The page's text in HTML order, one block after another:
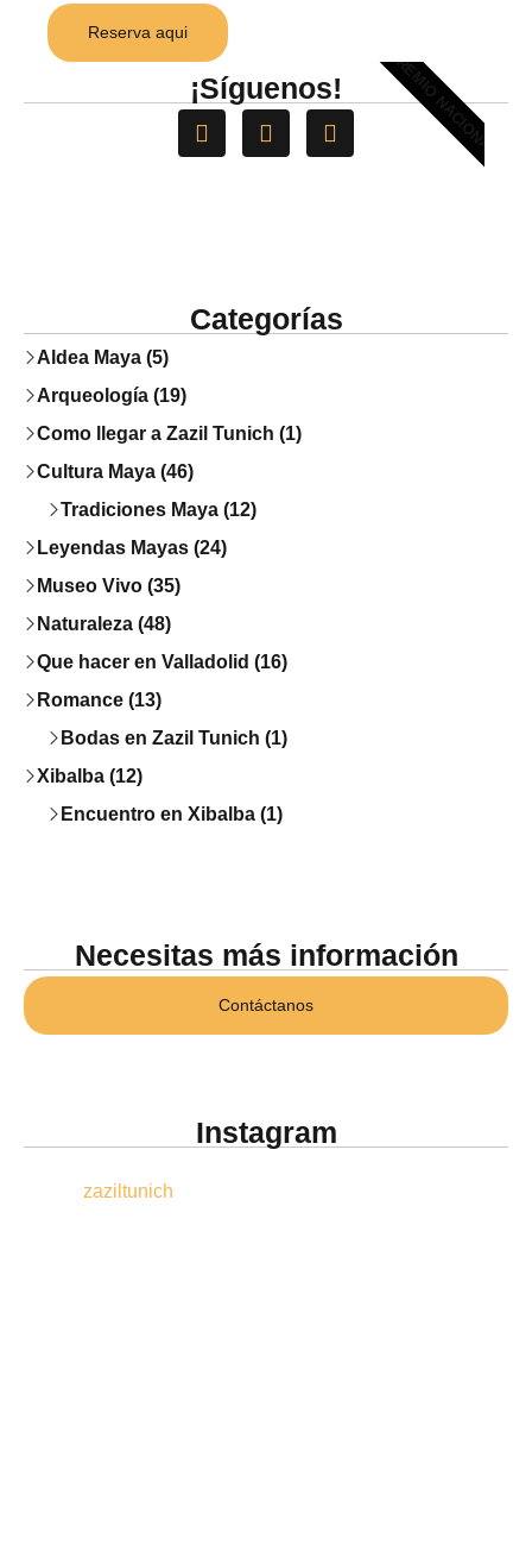
Reserva aqui
PREMIO NACIONAL
¡Síguenos!
Categorías
Aldea Maya (5)
Arqueología (19)
Como llegar a Zazil Tunich (1)
Cultura Maya (46)
Tradiciones Maya (12)
Leyendas Mayas (24)
Museo Vivo (35)
Naturaleza (48)
Que hacer en Valladolid (16)
Romance (13)
Bodas en Zazil Tunich (1)
Xibalba (12)
Encuentro en Xibalba (1)
Necesitas más información
Contáctanos
Instagram
zaziltunich